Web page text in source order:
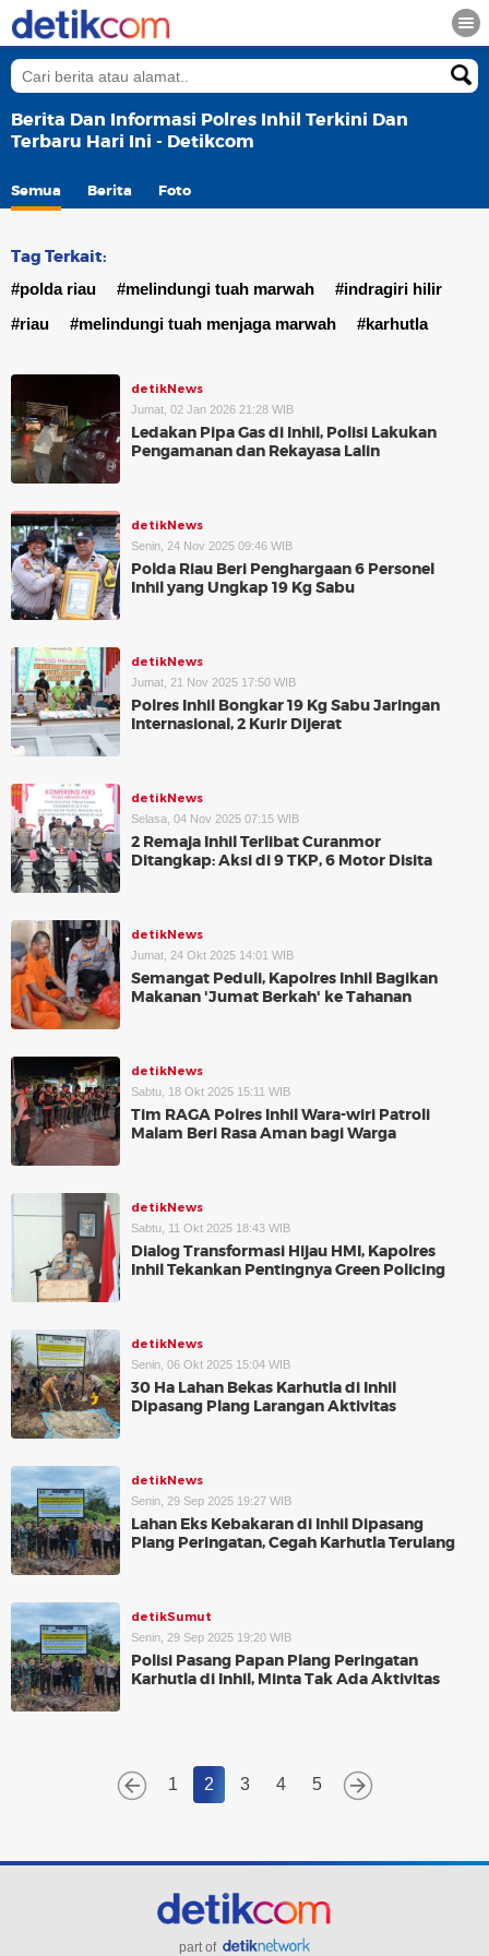
Berita Dan Informasi Polres Inhil Terkini Dan
Terbaru Hari Ini - Detikcom
Semua Berita Foto
Tag Terkait:
#polda riau #melindungi tuah marwah
#indragiri hilir
#riau
#melindungi tuah menjaga marwah #karhutla
detikNews
Jumat, 02 Jan 2026 21:28 WIB
Ledakan Pipa Gas di Inhil, Polisi Lakukan
Pengamanan dan Rekayasa Lalin
detikNews
Senin, 24 Nov 2025 09:46 WIB
Polda Riau Beri Penghargaan 6 Personel
Inhil yang Ungkap 19 Kg Sabu
detikNews
Jumat, 21 Nov 2025 17:50 WIB
Polres Inhil Bongkar 19 Kg Sabu Jaringan
Internasional, 2 Kurir Dijerat
detikNews
Selasa, 04 Nov 2025 07:15 WIB
2 Remaja Inhil Terlibat Curanmor
Ditangkap: Aksi di 9 TKP, 6 Motor Disita
detikNews
Jumat, 24 Okt 2025 14:01 WIB
Semangat Peduli, Kapolres Inhil Bagikan
Makanan 'Jumat Berkah' ke Tahanan
detikNews
Sabtu, 18 Okt 2025 15:11 WIB
Tim RAGA Polres Inhil Wara-wiri Patroli
Malam Beri Rasa Aman bagi Warga
detikNews
Sabtu, 11 Okt 2025 18:43 WIB
Dialog Transformasi Hijau HMI, Kapolres
Inhil Tekankan Pentingnya Green Policing
detikNews
Senin, 06 Okt 2025 15:04 WIB
30 Ha Lahan Bekas Karhutla di Inhil
Dipasang Plang Larangan Aktivitas
detikNews
Senin, 29 Sep 2025 19:27 WIB
Lahan Eks Kebakaran di Inhil Dipasang
Plang Peringatan, Cegah Karhutla Terulang
detikSumut
Senin, 29 Sep 2025 19:20 WIB
Polisi Pasang Papan Plang Peringatan
Karhutla di Inhil, Minta Tak Ada Aktivitas
1 2 3 4 5
part of